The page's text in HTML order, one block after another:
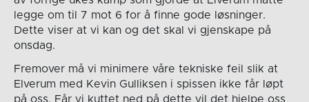
legge om til 7 mot 6 for å finne gode løsninger.
Dette viser at vi kan og det skal vi gjenskape på
onsdag.
Fremover må vi minimere våre tekniske feil slik at
Elverum med Kevin Gulliksen i spissen ikke får løpt
på oss. Får vi kuttet ned på dette vil det hjelpe oss